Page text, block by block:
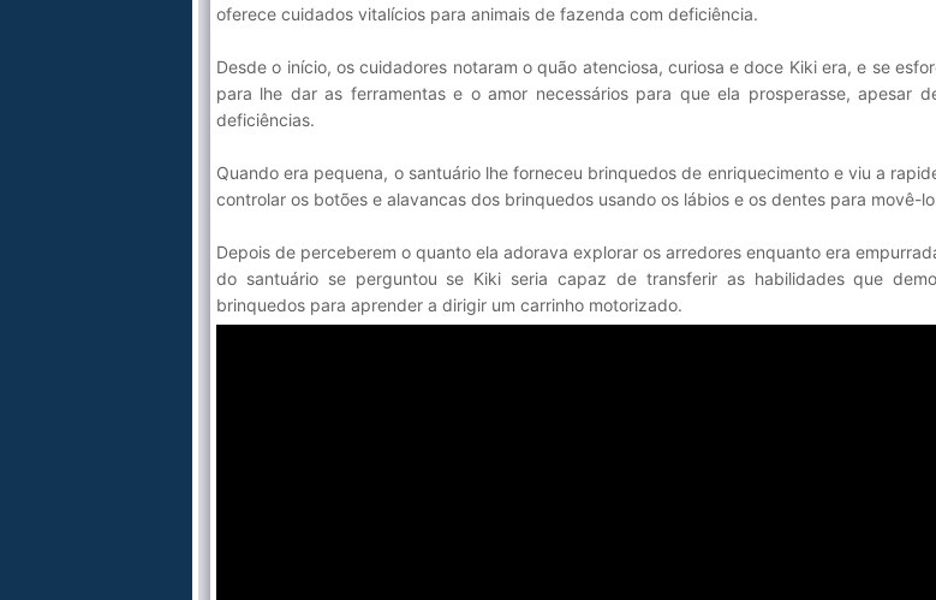
oferece cuidados vitalícios para animais de fazenda com deficiência.
Desde o início, os cuidadores notaram o quão atenciosa, curiosa e doce Kiki era, e se
para lhe dar as ferramentas e o amor necessários para que ela prosperasse, apesar
deficiências.
Quando era pequena, o santuário lhe forneceu brinquedos de enriquecimento e viu a
controlar os botões e alavancas dos brinquedos usando os lábios e os dentes para movê-
Depois de perceberem o quanto ela adorava explorar os arredores enquanto era
do santuário se perguntou se Kiki seria capaz de transferir as habilidades que
brinquedos para aprender a dirigir um carrinho motorizado.